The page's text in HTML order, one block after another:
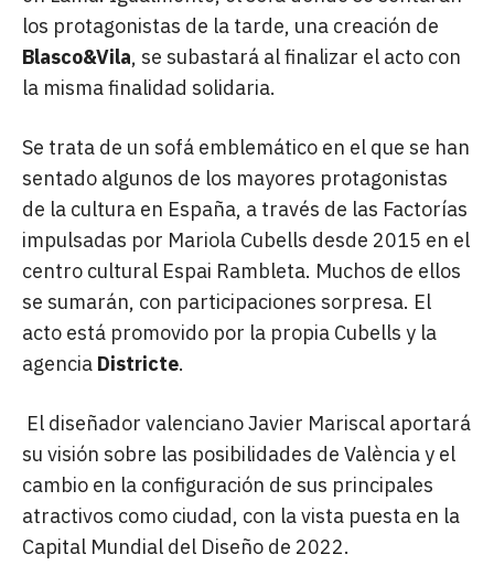
los protagonistas de la tarde, una creación de
Blasco&Vila, se subastará al finalizar el acto con
la misma finalidad solidaria.
Se trata de un sofá emblemático en el que se han
sentado algunos de los mayores protagonistas
de la cultura en España, a través de las Factorías
impulsadas por Mariola Cubells desde 2015 en el
centro cultural Espai Rambleta. Muchos de ellos
se sumarán, con participaciones sorpresa. El
acto está promovido por la propia Cubells y la
agencia Districte.
El diseñador valenciano Javier Mariscal aportará
su visión sobre las posibilidades de València y el
cambio en la configuración de sus principales
atractivos como ciudad, con la vista puesta en la
Capital Mundial del Diseño de 2022.